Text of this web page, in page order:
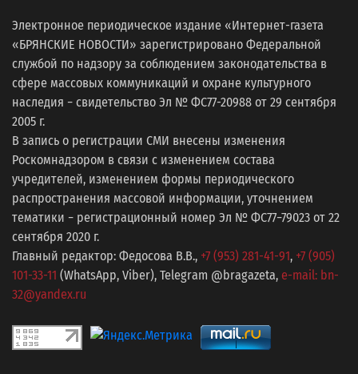
Электронное периодическое издание «Интернет-газета
«БРЯНСКИЕ НОВОСТИ» зарегистрировано Федеральной
службой по надзору за соблюдением законодательства в
сфере массовых коммуникаций и охране культурного
наследия − свидетельство Эл № ФС77-20988 от 29 сентября
2005 г.
В запись о регистрации СМИ внесены изменения
Роскомнадзором в связи с изменением состава
учредителей, изменением формы периодического
распространения массовой информации, уточнением
тематики − регистрационный номер Эл № ФС77−79023 от 22
сентября 2020 г.
Главный редактор: Федосова В.В., +7 (953) 281-41-91, +7 (905)
101-33-11 (WhatsApp, Viber), Telegram @bragazeta, e-mail: bn-
32@yandex.ru